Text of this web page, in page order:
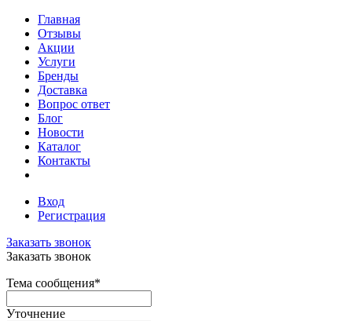
Главная
Отзывы
Акции
Услуги
Бренды
Доставка
Вопрос ответ
Блог
Новости
Каталог
Контакты
Вход
Регистрация
Заказать звонок
Заказать звонок
Тема сообщения*
Уточнение